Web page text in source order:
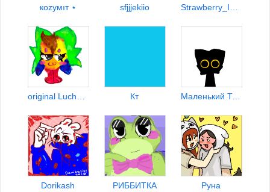
кozyмıт ⋆ sfjjjekiio
Кт Маленький Тьма
Dorikash РИББИТКА Руна